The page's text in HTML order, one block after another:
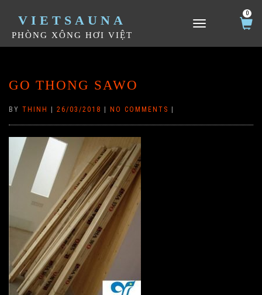
VIETSAUNA
PHÒNG XÔNG HƠI VIỆT
TOGGLE NAVIGATION
0
GO THONG SAWO
BY THINH 26/03/2018 NO COMMENTS